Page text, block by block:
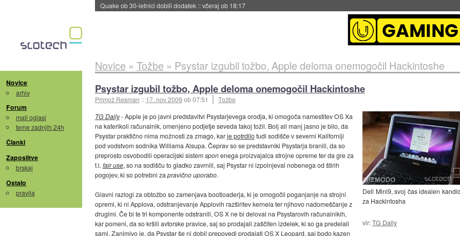
Quake ob 30-letnici dobili dodatek ::včeraj ob 18:17
Novice
arhiv
Forum
mali oglasi
teme zadnjih 24h
Članki
Zaposlitve
brskaj
Ostalo
pravila
Novice » Tožbe » Psystar izgubil tožbo, Apple deloma onemogočil Hackintoshe
Psystar izgubil tožbo, Apple deloma onemogočil Hackintoshe
Primož Resman :: 17. nov 2009ob 07:51 Tožbe
Dell Mini9, svoj čas idealen
za Hackintosha
vir:TG Daily
TG Daily- Apple je po javni predstavitvi Psystarjevega orodja, ki omogoča namestitev OS Xa
na katerikoli računalnik, omenjeno podjetje seveda takoj tožil. Bolj ali manj jasno je bilo, da
Psystar praktično nima možnosti za zmago, karje potrdilotudi sodišče v severni Kaliforniji
pod vodstvom sodnika Williama Alsupa. Čeprav so se predstavniki Psystarja branili, da so
preprosto osvobodili operacijski sistemsponenega proizvajalca strojne opreme ter da gre za
t.i. fair use, so na sodišču to gladko zavrnili, saj Psystar ni izpolnjeval nobenega od štirih
pogojev, ki so potrebni za pravično uporabo.
Glavni razlogi za obtožbo so zamenjava bootloaderja, ki je omogočil poganjanje na strojni
opremi, ki ni Applova, odstranjevanje Applovih razširitev kernela ter njihovo nadomeščanje z
drugimi. Če bi te tri komponente odstranili, OS X ne bi deloval na Psystarovih računalnikih,
kar pomeni, da so kršili avtorske pravice, saj so prodajali zaščiten izdelek, ki so ga predelali
sami. Zanimivo je, da Psystar še ni dobil prepovedi prodajati OS X Leopard, saj bodo kazen